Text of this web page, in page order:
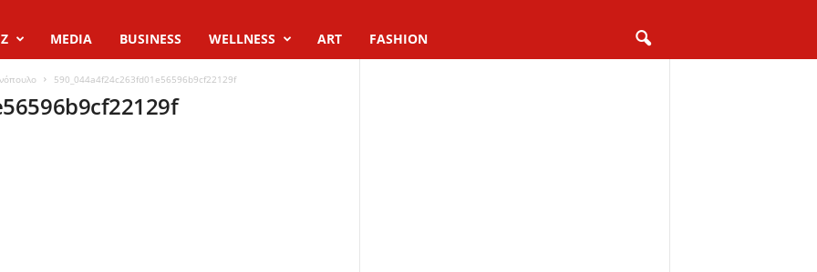
MEDIA BUSINESS WELLNESS ART FASHION
590_044a4f24c263fd01e56596b9cf22129f